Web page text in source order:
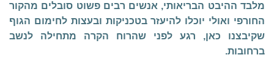
מלבד ההיבט הבריאותי, אנשים רבים פשוט סובלים מהקור
החורפי ואולי יוכלו להיעזר בטכניקות ובעצות לחימום הגוף
שקיבצנו כאן, רגע לפני שהרוח הקרה מתחילה לנשב
ברחובות.